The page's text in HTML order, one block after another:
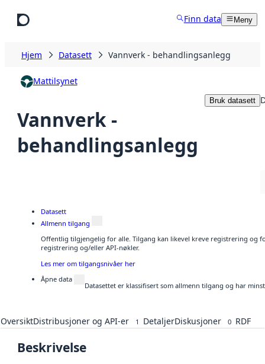
Finn data Meny
Hjem Datasett Vannverk - behandlingsanlegg
Mattilsynet
Vannverk -
behandlingsanlegg
Bruk datasett
Datasett
Allmenn tilgang
Offentlig tilgjengelig for alle. Tilgang kan likevel kreve registrering og
registrering og/eller API-nøkler.
Les mer om tilgangsnivåer her
Åpne data
Datasettet er klassifisert som allmenn tilgang og har
OversiktDistribusjoner og API-er 1 DetaljerDiskusjoner 0 RDF
Beskrivelse